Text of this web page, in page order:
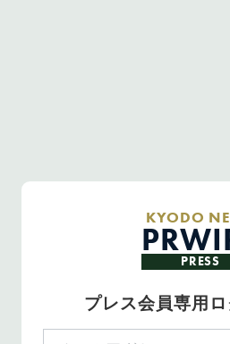
KYODO
PRESS
プレス会員専用